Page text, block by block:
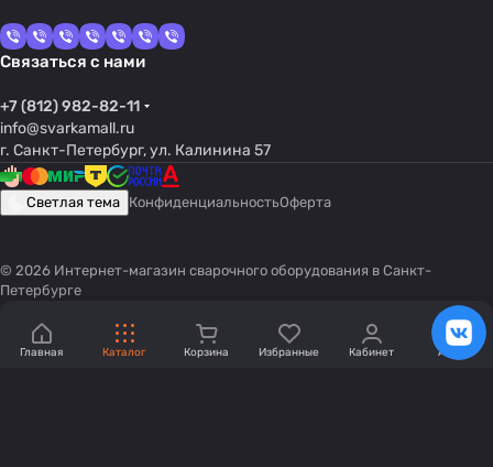
Связаться с нами
+7 (812) 982-82-11
info@svarkamall.ru
г. Санкт-Петербург, ул. Калинина 57
Светлая тема КонфиденциальностьОферта
© 2026 Интернет-магазин сварочного оборудования в Санкт-
Петербурге
Главная Каталог Корзина Избранные Кабинет Акции